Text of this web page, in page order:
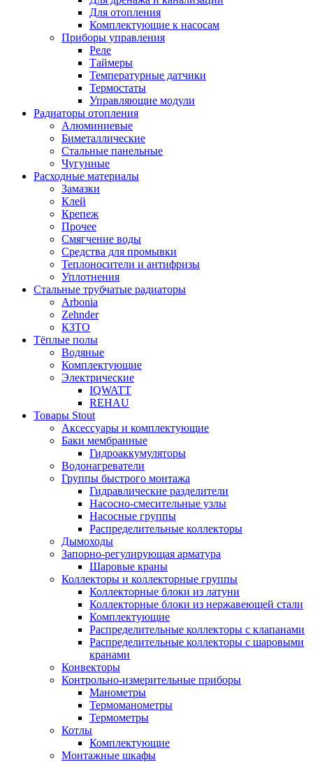
Для отопления
Комплектующие к насосам
Приборы управления
Реле
Таймеры
Температурные датчики
Термостаты
Управляющие модули
Радиаторы отопления
Алюминиевые
Биметаллические
Стальные панельные
Чугунные
Расходные материалы
Замазки
Клей
Крепеж
Прочее
Смягчение воды
Средства для промывки
Теплоносители и антифризы
Уплотнения
Стальные трубчатые радиаторы
Arbonia
Zehnder
КЗТО
Тёплые полы
Водяные
Комплектующие
Электрические
IQWATT
REHAU
Товары Stout
Аксессуары и комплектующие
Баки мембранные
Гидроаккумуляторы
Водонагреватели
Группы быстрого монтажа
Гидравлические разделители
Насосно-смесительные узлы
Насосные группы
Распределительные коллекторы
Дымоходы
Запорно-регулирующая арматура
Шаровые краны
Коллекторы и коллекторные группы
Коллекторные блоки из латуни
Коллекторные блоки из нержавеющей стали
Комплектующие
Распределительные коллекторы с клапанами
Распределительные коллекторы с шаровыми
кранами
Конвекторы
Контрольно-измерительные приборы
Манометры
Термоманометры
Термометры
Котлы
Комплектующие
Монтажные шкафы